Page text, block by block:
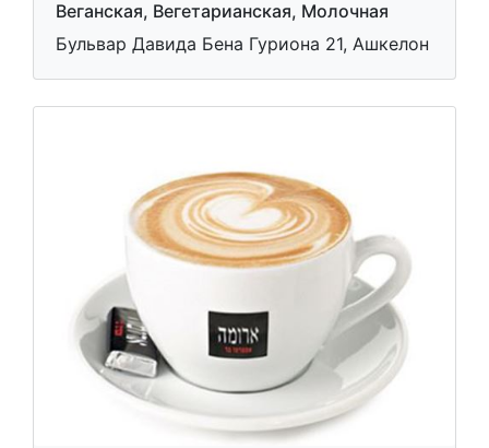
Веганская, Вегетарианская, Молочная
Бульвар Давида Бена Гуриона 21, Ашкелон